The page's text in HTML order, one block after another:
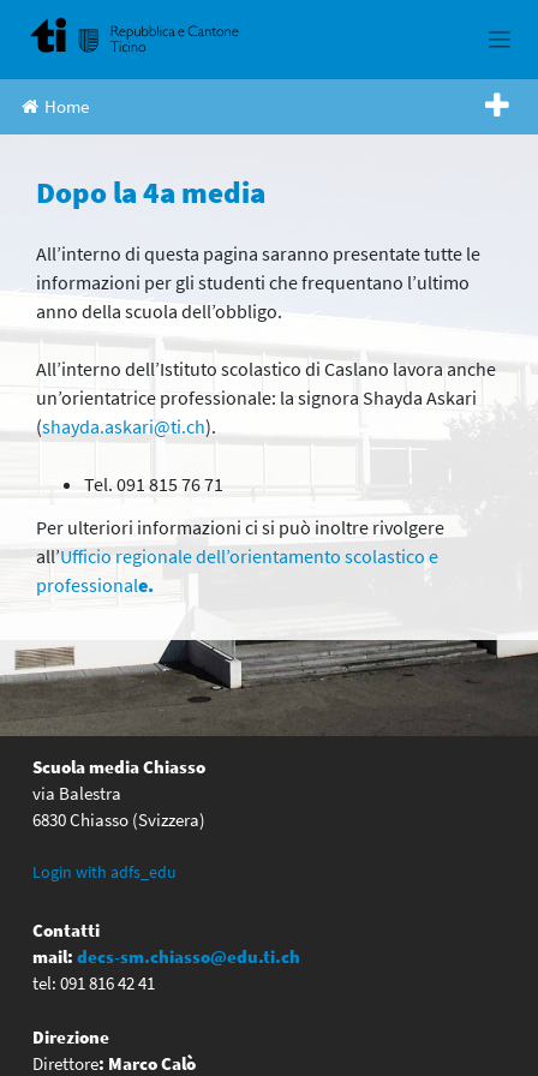
Home
Dopo la 4a media
All’interno di questa pagina saranno presentate tutte le
informazioni per gli studenti che frequentano l’ultimo
anno della scuola dell’obbligo.
All’interno dell’Istituto scolastico di Caslano lavora anche
un’orientatrice professionale: la signora Shayda Askari
(shayda.askari@ti.ch).
Tel. 091 815 76 71
Per ulteriori informazioni ci si può inoltre rivolgere
all’Ufficio regionale dell’orientamento scolastico e
professionale.
Scuola media Chiasso
via Balestra
6830 Chiasso (Svizzera)
Login with adfs_edu
Contatti
mail: decs-sm.chiasso@edu.ti.ch
tel: 091 816 42 41
Direzione
Direttore: Marco Calò